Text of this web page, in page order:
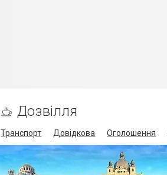
Дозвілля
Транспорт Довідкова Оголошення